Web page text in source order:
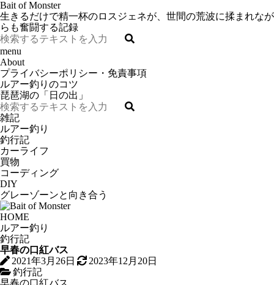
Bait of Monster
生きるだけで精一杯のロスジェネが、世間の荒波に揉まれなが
らも奮闘する記録
menu
About
プライバシーポリシー・免責事項
ルアー釣りのコツ
琵琶湖の「日の出」
雑記
ルアー釣り
釣行記
カーライフ
買物
コーディング
DIY
グレーゾーンと向き合う
HOME
ルアー釣り
釣行記
早春の口紅バス
2021年3月26日
2023年12月20日
釣行記
早春の口紅バス